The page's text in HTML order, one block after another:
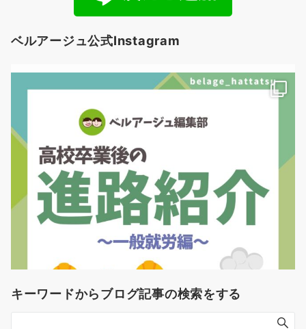
ベルアージュ公式Instagram
キーワードからブログ記事の検索をする